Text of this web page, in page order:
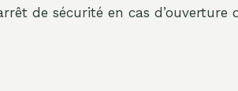
de sécurité en cas d’ouverture